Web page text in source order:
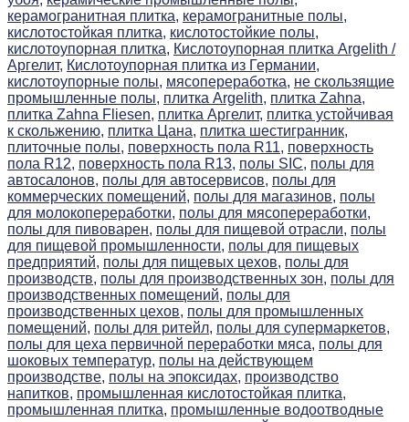
керамогранитная плитка, керамогранитные полы,
кислотостойкая плитка, кислотостойкие полы,
кислотоупорная плитка, Кислотоупорная плитка Argelith /
Аргелит, Кислотоупорная плитка из Германии,
кислотоупорные полы, мясопереработка, не скользящие
промышленные полы, плитка Argelith, плитка Zahna,
плитка Zahna Fliesen, плитка Аргелит, плитка устойчивая
к скольжению, плитка Цана, плитка шестигранник,
плиточные полы, поверхность пола R11, поверхность
пола R12, поверхность пола R13, полы SIC, полы для
автосалонов, полы для автосервисов, полы для
коммерческих помещений, полы для магазинов, полы
для молокопереработки, полы для мясопереработки,
полы для пивоварен, полы для пищевой отрасли, полы
для пищевой промышленности, полы для пищевых
предприятий, полы для пищевых цехов, полы для
производств, полы для производственных зон, полы для
производственных помещений, полы для
производственных цехов, полы для промышленных
помещений, полы для ритейл, полы для супермаркетов,
полы для цеха первичной переработки мяса, полы для
шоковых температур, полы на действующем
производстве, полы на эпоксидах, производство
напитков, промышленная кислотостойкая плитка,
промышленная плитка, промышленные водоотводные